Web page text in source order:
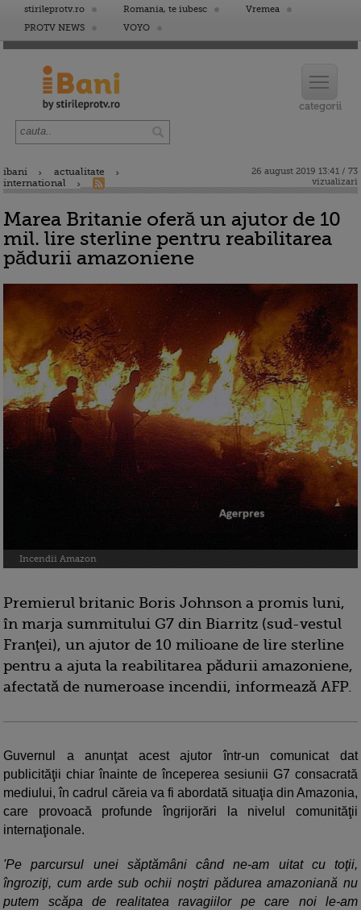
stirileprotv.ro Romania, te iubesc
Vremea
PROTV NEWS
VOYO
ibani
actualitate
international
26 august 2019 13:41 / 73
vizualizari
Marea Britanie oferă un ajutor de 10
mil. lire sterline pentru reabilitarea
pădurii amazoniene
Incendii Amazon
Premierul britanic Boris Johnson a promis luni,
în marja summitului G7 din Biarritz (sud-vestul
Franţei), un ajutor de 10 milioane de lire sterline
pentru a ajuta la reabilitarea pădurii amazoniene,
afectată de numeroase incendii, informează AFP.
Guvernul a anunţat acest ajutor într-un comunicat dat
publicităţii chiar înainte de începerea sesiunii G7 consacrată
mediului, în cadrul căreia va fi abordată situaţia din Amazonia,
care provoacă profunde îngrijorări la nivelul comunităţii
internaţionale.
'Pe parcursul unei săptămâni când ne-am uitat cu toţii,
îngroziţi, cum arde sub ochii noştri pădurea amazoniană nu
putem scăpa de realitatea ravagiilor pe care noi le-am